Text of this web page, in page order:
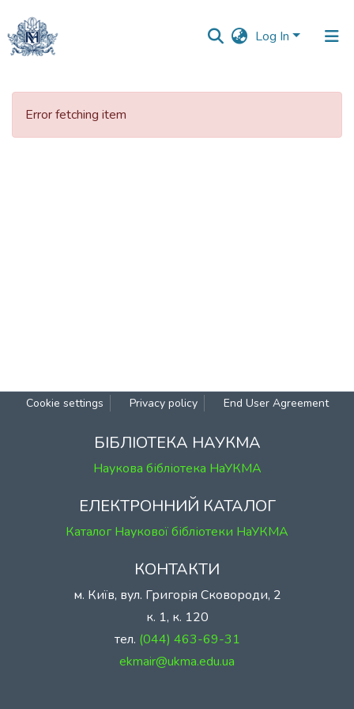
Log In
Communities
Error fetching item
Cookie settings Privacy policy End User Agreement
БІБЛІОТЕКА НАУКМА
Наукова бібліотека НаУКМА
ЕЛЕКТРОННИЙ КАТАЛОГ
Каталог Наукової бібліотеки НаУКМА
КОНТАКТИ
м. Київ, вул. Григорія Сковороди, 2
к. 1, к. 120
тел. (044) 463-69-31
ekmair@ukma.edu.ua